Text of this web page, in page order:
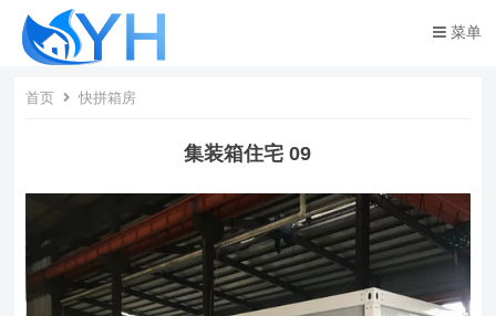
菜单
首页 快拼箱房
集装箱住宅 09